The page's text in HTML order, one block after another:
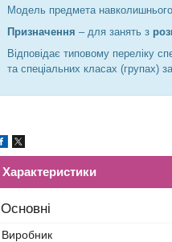
Модель предмета навколишнього
Призначення – для занять з
Відповідає типовому переліку
та спеціальних класах
Характеристики
Основні
Виробник